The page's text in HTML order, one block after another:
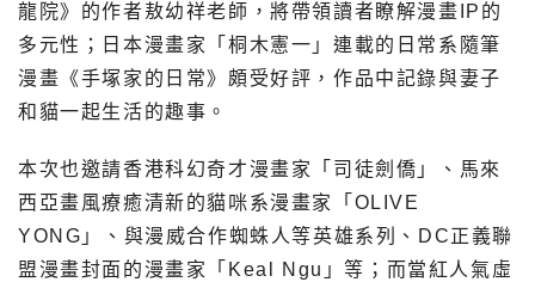
龍院》的作者敖幼祥老師，將帶領讀者瞭解漫畫IP的
多元性；日本漫畫家「桐木憲一」連載的日常系隨筆
漫畫《手塚家的日常》頗受好評，作品中記錄與妻子
和貓一起生活的趣事。
本次也邀請香港科幻奇才漫畫家「司徒劍僑」、馬來
西亞畫風療癒清新的貓咪系漫畫家「OLIVE
YONG」、與漫威合作蜘蛛人等英雄系列、DC正義聯
盟漫畫封面的漫畫家「Keal Ngu」等；而當紅人氣虛